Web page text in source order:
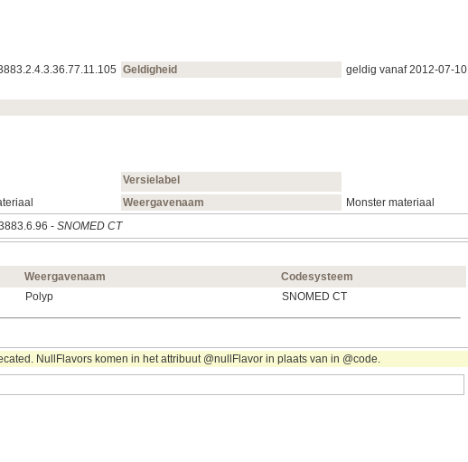
Geldigheid geldig vanaf 2012‑07‑10
Versielabel
Weergavenaam
Monster materiaal
- SNOMED CT
Weergavenaam
Codesysteem
Polyp SNOMED CT
NullFlavors komen in het attribuut @nullFlavor in plaats van in @code.